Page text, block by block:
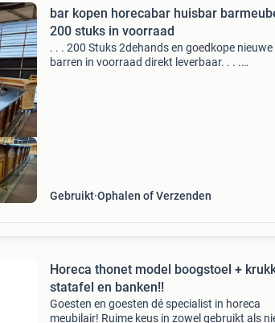
bar kopen horecabar huisbar
200 stuks in voorraad
. . . 200 Stuks 2dehands en goedkope nieuwe
barren in voorraad direkt leverbaar. . . .
Gebruikt Ophalen of Verzenden
Horeca thonet model boogstoel +
statafel en banken!!
Goesten en goesten dé specialist in horeca
meubilair! Ruime keus in zowel gebruikt als